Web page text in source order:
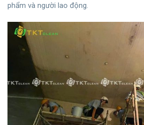
phẩm và người lao động.